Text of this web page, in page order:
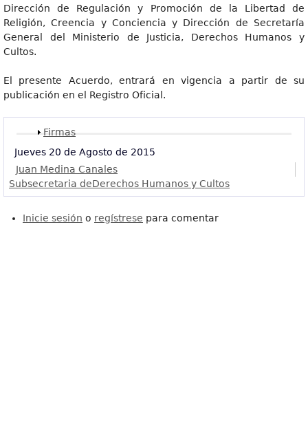
Dirección de Regulación y Promoción de la Libertad de
Religión, Creencia y Conciencia y Dirección de Secretaría
General del Ministerio de Justicia, Derechos Humanos y
Cultos.
El presente Acuerdo, entrará en vigencia a partir de su
publicación en el Registro Oficial.
Mostrar
Firmas
Jueves 20 de Agosto de 2015
Juan Medina Canales
Subsecretaria deDerechos Humanos y Cultos
Inicie sesión o regístrese para comentar